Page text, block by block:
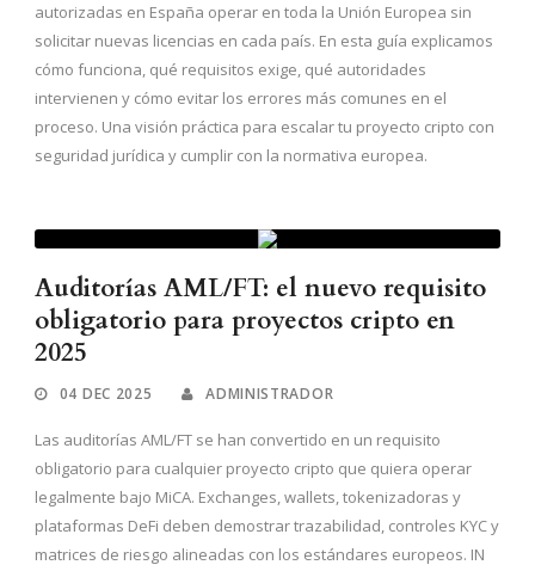
autorizadas en España operar en toda la Unión Europea sin
solicitar nuevas licencias en cada país. En esta guía explicamos
cómo funciona, qué requisitos exige, qué autoridades
intervienen y cómo evitar los errores más comunes en el
proceso. Una visión práctica para escalar tu proyecto cripto con
seguridad jurídica y cumplir con la normativa europea.
Auditorías AML/FT: el nuevo requisito
obligatorio para proyectos cripto en
2025
04 DEC 2025 ADMINISTRADOR
Las auditorías AML/FT se han convertido en un requisito
obligatorio para cualquier proyecto cripto que quiera operar
legalmente bajo MiCA. Exchanges, wallets, tokenizadoras y
plataformas DeFi deben demostrar trazabilidad, controles KYC y
matrices de riesgo alineadas con los estándares europeos. IN